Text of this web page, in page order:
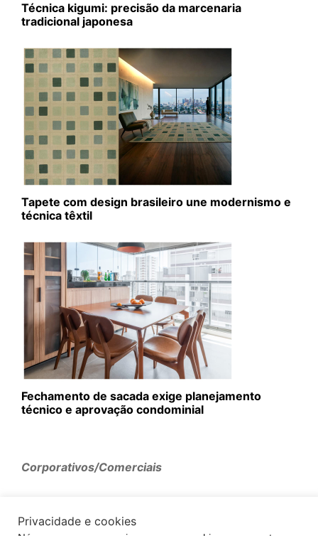
Técnica kigumi: precisão da marcenaria
tradicional japonesa
Tapete com design brasileiro une modernismo e
técnica têxtil
Fechamento de sacada exige planejamento
técnico e aprovação condominial
Corporativos/Comerciais
Privacidade e cookies